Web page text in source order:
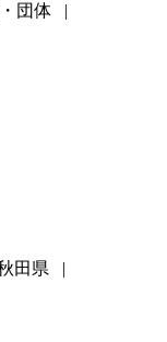
団体
田県